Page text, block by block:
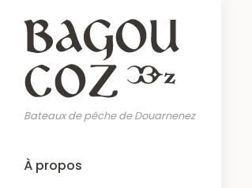
contenu
principal
Bateaux de pêche de Douarnenez
Main
navigation
À propos